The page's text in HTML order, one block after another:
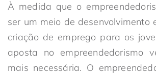
À medida que o
ser um meio de desenvolvimento
criação de emprego para os
aposta no empreendedorismo
mais necessária. O